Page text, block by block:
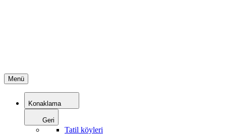
Menü
Konaklama
Geri
Tatil köyleri